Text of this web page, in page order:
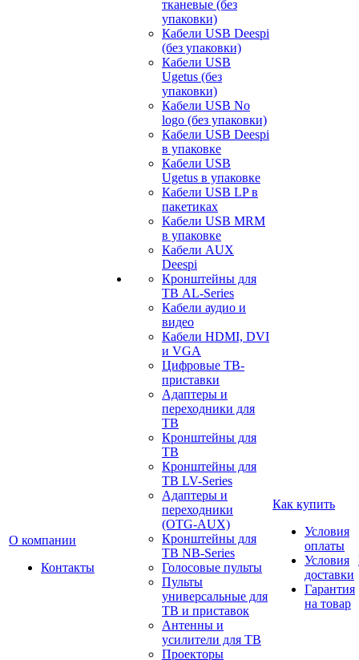
О компании
Контакты
тканевые (без
упаковки)
Кабели USB Deespi
(без упаковки)
Кабели USB
Ugetus (без
упаковки)
Кабели USB No
logo (без упаковки)
Кабели USB Deespi
в упаковке
Кабели USB
Ugetus в упаковке
Кабели USB LP в
пакетиках
Кабели USB MRM
в упаковке
Кабели AUX
Deespi
Кронштейны для
ТВ AL-Series
Кабели аудио и
видео
Кабели HDMI, DVI
и VGA
Цифровые ТВ-
приставки
Адаптеры и
переходники для
ТВ
Кронштейны для
ТВ
Кронштейны для
ТВ LV-Series
Адаптеры и
переходники
(OTG-AUX)
Кронштейны для
ТВ NB-Series
Голосовые пульты
Пульты
универсальные для
ТВ и приставок
Антенны и
усилители для ТВ
Проекторы
Как купить
Условия
оплаты
Условия
доставки
Гарантия
на товар